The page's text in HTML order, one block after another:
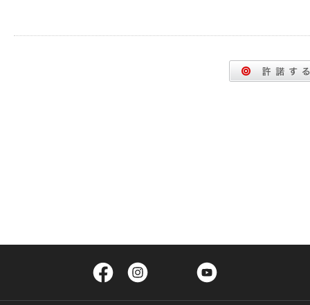
Facebook Twitter